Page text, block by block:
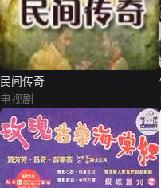
民间传奇
电视剧